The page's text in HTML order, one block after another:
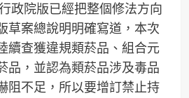
政院版已經把整個修法方向
草案總說明明確寫道，本次
續查獲違規類菸品、組合元
品，並認為類菸品涉及毒品
阻不足，所以要增訂禁止持